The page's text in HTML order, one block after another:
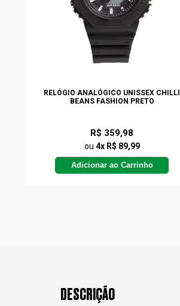
RELÓGIO ANALÓGICO UNISSEX CHILLI
BEANS FASHION PRETO
R$ 359,98
ou 4x R$ 89,99
Adicionar ao Carrinho
DESCRIÇÃO